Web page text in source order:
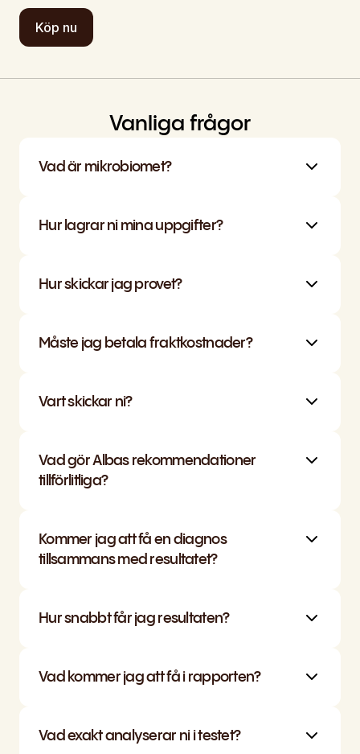
Köp nu
Vanliga frågor
Vad är mikrobiomet?
Hur lagrar ni mina uppgifter?
Hur skickar jag provet?
Måste jag betala fraktkostnader?
Vart skickar ni?
Vad gör Albas rekommendationer
tillförlitliga?
Kommer jag att få en diagnos
tillsammans med resultatet?
Hur snabbt får jag resultaten?
Vad kommer jag att få i rapporten?
Vad exakt analyserar ni i testet?